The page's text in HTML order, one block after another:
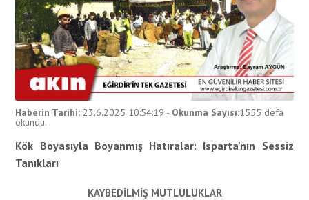
Haberin Tarihi: 23.6.2025 10:54:19 - Okunma Sayısı:1555 defa
okundu.
Kök Boyasıyla Boyanmış Hatıralar: Isparta’nın Sessiz
Tanıkları
KAYBEDİLMİŞ MUTLULUKLAR